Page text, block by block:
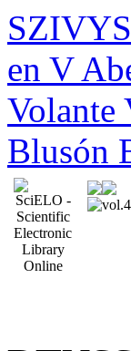
en V
Volante
Blusón